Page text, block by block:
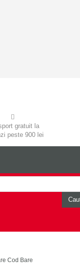
gratuit la
peste 900 lei
Cod Bare